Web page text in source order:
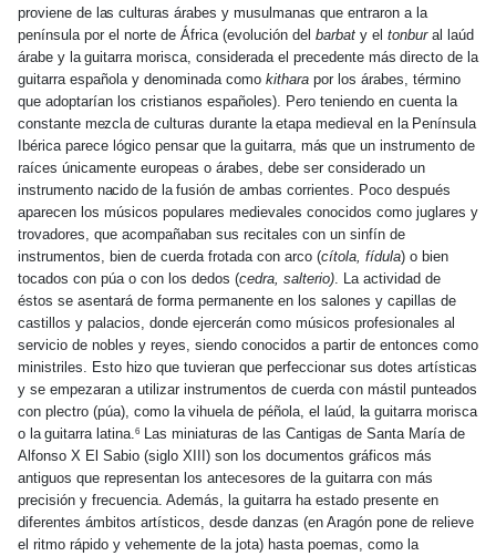
proviene de las culturas árabes y musulmanas que entraron a la
península por el norte de África (evolución del barbat y el tonbur al laúd
árabe y laguitarra morisca, considerada el precedentemásdirecto dela
guitarra española y denominada como kithara por los árabes, término
que adoptarían los cristianos españoles). Pero teniendo en cuenta la
constante mezclade culturas durantelaetapa medieval enla Península
Ibérica parece lógico pensar que la guitarra, más que un instrumento de
raíces únicamente europeas o árabes, debe ser considerado un
instrumento nacidodelafusión de ambas corrientes. Poco después
aparecen los músicos populares medievales conocidos como juglares y
trovadores, que acompañaban sus recitales con un sinfín de
instrumentos, bien de cuerda frotada con arco (cítola, fídula) o bien
tocados con púa o con los dedos (cedra, salterio) . La actividad de
éstos se asentará de forma permanente en los salones y capillas de
castillos y palacios, donde ejercerán como músicos profesionales al
servicio de nobles y reyes, siendo conocidos a partir de entonces como
ministriles. Esto hizo que tuvieran que perfeccionar sus dotes artísticas
y se empezaran a utilizar instrumentos de cuerda conmástil punteados
con plectro (púa), como la vihuela de péñola, el laúd, la guitarra morisca
o la guitarra latina. 6Las miniaturas de las Cantigas de Santa María de
Alfonso X El Sabio (siglo XIII) son los documentos gráficos más
antiguos que representan los antecesores de la guitarra con más
precisión y frecuencia. Además, la guitarra ha estado presente en
diferentes ámbitos artísticos, desde danzas (en Aragón pone de relieve
el ritmo rápido y vehemente de la jota) hasta poemas, como la